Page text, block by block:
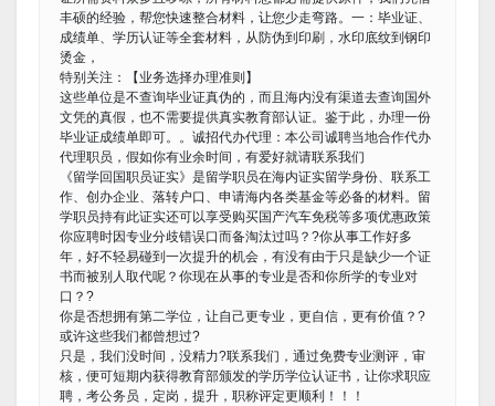
丰硕的经验，帮您快速整合材料，让您少走弯路。一：毕业证、
成绩单、学历认证等全套材料，从防伪到印刷，水印底纹到钢印
烫金，
特别关注：【业务选择办理准则】
这些单位是不查询毕业证真伪的，而且海内没有渠道去查询国外
文凭的真假，也不需要提供真实教育部认证。鉴于此，办理一份
毕业证成绩单即可。。诚招代办代理：本公司诚聘当地合作代办
代理职员，假如你有业余时间，有爱好就请联系我们
《留学回国职员证实》是留学职员在海内证实留学身份、联系工
作、创办企业、落转户口、申请海内各类基金等必备的材料。留
学职员持有此证实还可以享受购买国产汽车免税等多项优惠政策
你应聘时因专业分歧错误口而备淘汰过吗？?你从事工作好多
年，好不轻易碰到一次提升的机会，有没有由于只是缺少一个证
书而被别人取代呢？你现在从事的专业是否和你所学的专业对
口？?
你是否想拥有第二学位，让自己更专业，更自信，更有价值？?
或许这些我们都曾想过?
只是，我们没时间，没精力?联系我们，通过免费专业测评，审
核，便可短期内获得教育部颁发的学历学位认证书，让你求职应
聘，考公务员，定岗，提升，职称评定更顺利！！！